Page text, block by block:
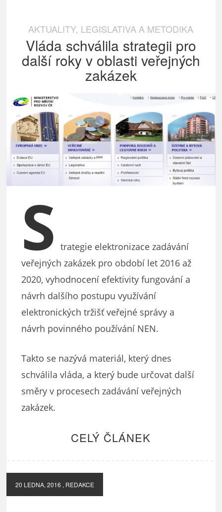
AKTUALITY, LEGISLATIVA A METODIKA
Vláda schválila strategii pro
další roky v oblasti veřejných
zakázek
S
trategie elektronizace zadávání
veřejných zakázek pro období let 2016 až
2020, vyhodnocení efektivity fungování a
návrh dalšího postupu využívání
elektronických tržišť veřejné správy a
návrh povinného používání NEN.
Takto se nazývá materiál, který dnes
schválila vláda, a který bude určovat další
směry v procesech zadávání veřejných
zakázek.
CELÝ ČLÁNEK
20 LEDNA, 2016 , REDAKCE